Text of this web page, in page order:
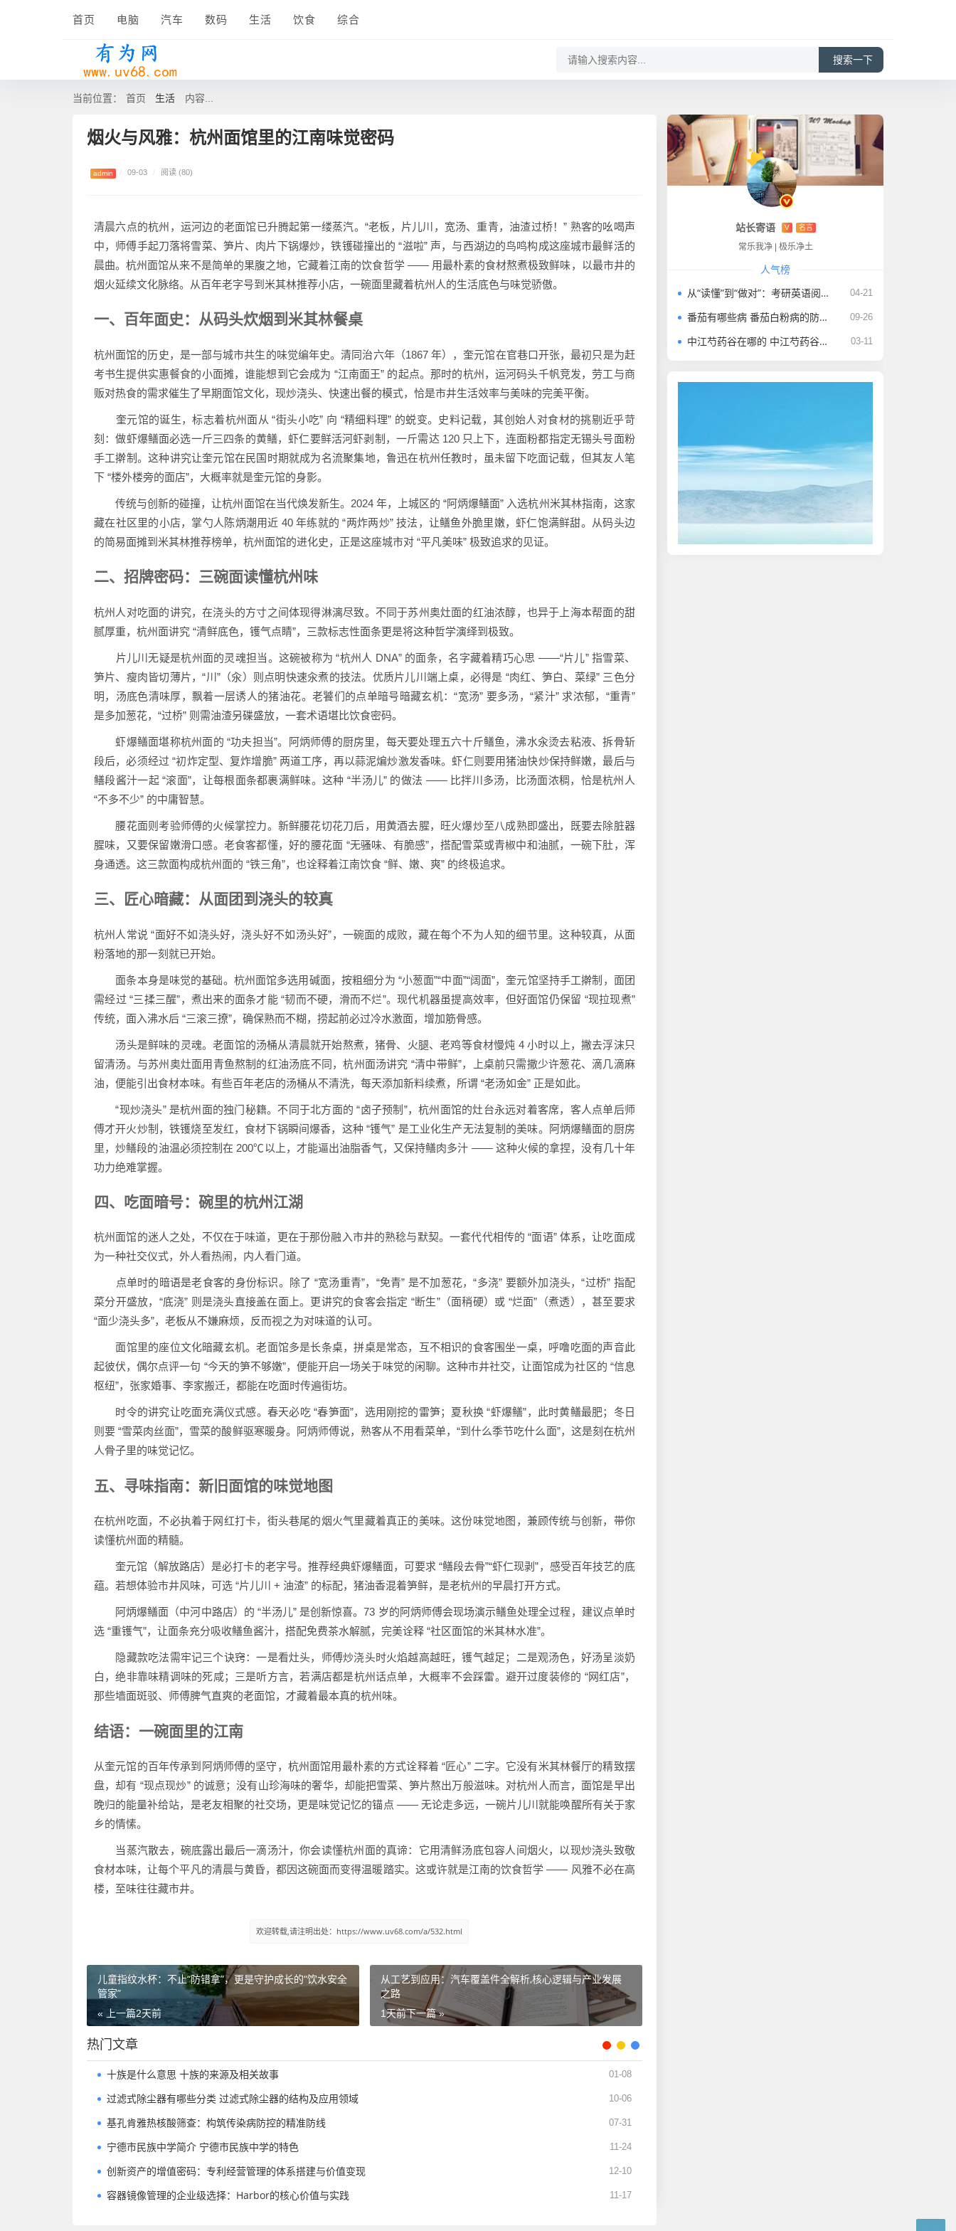
首页 电脑 汽车 数码 生活 饮食 综合
搜索一下
当前位置： 首页 生活 内容...
烟火与风雅：杭州面馆里的江南味觉密码
admin / 09-03 / 阅读 (80)
清晨六点的杭州，运河边的老面馆已升腾起第一缕蒸汽。“老板，片儿川，宽汤、重青，油渣过桥！” 熟客的吆喝声
中，师傅手起刀落将雪菜、笋片、肉片下锅爆炒，铁镬碰撞出的 “滋啦” 声，与西湖边的鸟鸣构成这座城市最鲜活的
晨曲。杭州面馆从来不是简单的果腹之地，它藏着江南的饮食哲学 —— 用最朴素的食材熬煮极致鲜味，以最市井的
烟火延续文化脉络。从百年老字号到米其林推荐小店，一碗面里藏着杭州人的生活底色与味觉骄傲。
一、百年面史：从码头炊烟到米其林餐桌
杭州面馆的历史，是一部与城市共生的味觉编年史。清同治六年（1867 年），奎元馆在官巷口开张，最初只是为赶
考书生提供实惠餐食的小面摊，谁能想到它会成为 “江南面王” 的起点。那时的杭州，运河码头千帆竞发，劳工与商
贩对热食的需求催生了早期面馆文化，现炒浇头、快速出餐的模式，恰是市井生活效率与美味的完美平衡。
奎元馆的诞生，标志着杭州面从 “街头小吃” 向 “精细料理” 的蜕变。史料记载，其创始人对食材的挑剔近乎苛
刻：做虾爆鳝面必选一斤三四条的黄鳝，虾仁要鲜活河虾剥制，一斤需达 120 只上下，连面粉都指定无锡头号面粉
手工擀制。这种讲究让奎元馆在民国时期就成为名流聚集地，鲁迅在杭州任教时，虽未留下吃面记载，但其友人笔
下 “楼外楼旁的面店”，大概率就是奎元馆的身影。
传统与创新的碰撞，让杭州面馆在当代焕发新生。2024 年，上城区的 “阿炳爆鳝面” 入选杭州米其林指南，这家
藏在社区里的小店，掌勺人陈炳潮用近 40 年练就的 “两炸两炒” 技法，让鳝鱼外脆里嫩，虾仁饱满鲜甜。从码头边
的简易面摊到米其林推荐榜单，杭州面馆的进化史，正是这座城市对 “平凡美味” 极致追求的见证。
二、招牌密码：三碗面读懂杭州味
杭州人对吃面的讲究，在浇头的方寸之间体现得淋漓尽致。不同于苏州奥灶面的红油浓醇，也异于上海本帮面的甜
腻厚重，杭州面讲究 “清鲜底色，镬气点睛”，三款标志性面条更是将这种哲学演绎到极致。
片儿川无疑是杭州面的灵魂担当。这碗被称为 “杭州人 DNA” 的面条，名字藏着精巧心思 ——“片儿” 指雪菜、
笋片、瘦肉皆切薄片，“川”（汆）则点明快速汆煮的技法。优质片儿川端上桌，必得是 “肉红、笋白、菜绿” 三色分
明，汤底色清味厚，飘着一层诱人的猪油花。老饕们的点单暗号暗藏玄机：“宽汤” 要多汤，“紧汁” 求浓郁，“重青”
是多加葱花，“过桥” 则需油渣另碟盛放，一套术语堪比饮食密码。
虾爆鳝面堪称杭州面的 “功夫担当”。阿炳师傅的厨房里，每天要处理五六十斤鳝鱼，沸水汆烫去粘液、拆骨斩
段后，必须经过 “初炸定型、复炸增脆” 两道工序，再以蒜泥煸炒激发香味。虾仁则要用猪油快炒保持鲜嫩，最后与
鳝段酱汁一起 “滚面”，让每根面条都裹满鲜味。这种 “半汤儿” 的做法 —— 比拌川多汤，比汤面浓稠，恰是杭州人
“不多不少” 的中庸智慧。
腰花面则考验师傅的火候掌控力。新鲜腰花切花刀后，用黄酒去腥，旺火爆炒至八成熟即盛出，既要去除脏器
腥味，又要保留嫩滑口感。老食客都懂，好的腰花面 “无骚味、有脆感”，搭配雪菜或青椒中和油腻，一碗下肚，浑
身通透。这三款面构成杭州面的 “铁三角”，也诠释着江南饮食 “鲜、嫩、爽” 的终极追求。
三、匠心暗藏：从面团到浇头的较真
杭州人常说 “面好不如浇头好，浇头好不如汤头好”，一碗面的成败，藏在每个不为人知的细节里。这种较真，从面
粉落地的那一刻就已开始。
面条本身是味觉的基础。杭州面馆多选用碱面，按粗细分为 “小葱面”“中面”“阔面”，奎元馆坚持手工擀制，面团
需经过 “三揉三醒”，煮出来的面条才能 “韧而不硬，滑而不烂”。现代机器虽提高效率，但好面馆仍保留 “现拉现煮”
传统，面入沸水后 “三滚三撩”，确保熟而不糊，捞起前必过冷水激面，增加筋骨感。
汤头是鲜味的灵魂。老面馆的汤桶从清晨就开始熬煮，猪骨、火腿、老鸡等食材慢炖 4 小时以上，撇去浮沫只
留清汤。与苏州奥灶面用青鱼熬制的红油汤底不同，杭州面汤讲究 “清中带鲜”，上桌前只需撒少许葱花、滴几滴麻
油，便能引出食材本味。有些百年老店的汤桶从不清洗，每天添加新料续煮，所谓 “老汤如金” 正是如此。
“现炒浇头” 是杭州面的独门秘籍。不同于北方面的 “卤子预制”，杭州面馆的灶台永远对着客席，客人点单后师
傅才开火炒制，铁镬烧至发红，食材下锅瞬间爆香，这种 “镬气” 是工业化生产无法复制的美味。阿炳爆鳝面的厨房
里，炒鳝段的油温必须控制在 200℃以上，才能逼出油脂香气，又保持鳝肉多汁 —— 这种火候的拿捏，没有几十年
功力绝难掌握。
四、吃面暗号：碗里的杭州江湖
杭州面馆的迷人之处，不仅在于味道，更在于那份融入市井的熟稔与默契。一套代代相传的 “面语” 体系，让吃面成
为一种社交仪式，外人看热闹，内人看门道。
点单时的暗语是老食客的身份标识。除了 “宽汤重青”，“免青” 是不加葱花，“多浇” 要额外加浇头，“过桥” 指配
菜分开盛放，“底浇” 则是浇头直接盖在面上。更讲究的食客会指定 “断生”（面稍硬）或 “烂面”（煮透），甚至要求
“面少浇头多”，老板从不嫌麻烦，反而视之为对味道的认可。
面馆里的座位文化暗藏玄机。老面馆多是长条桌，拼桌是常态，互不相识的食客围坐一桌，呼噜吃面的声音此
起彼伏，偶尔点评一句 “今天的笋不够嫩”，便能开启一场关于味觉的闲聊。这种市井社交，让面馆成为社区的 “信息
枢纽”，张家婚事、李家搬迁，都能在吃面时传遍街坊。
时令的讲究让吃面充满仪式感。春天必吃 “春笋面”，选用刚挖的雷笋；夏秋换 “虾爆鳝”，此时黄鳝最肥；冬日
则要 “雪菜肉丝面”，雪菜的酸鲜驱寒暖身。阿炳师傅说，熟客从不用看菜单，“到什么季节吃什么面”，这是刻在杭州
人骨子里的味觉记忆。
五、寻味指南：新旧面馆的味觉地图
在杭州吃面，不必执着于网红打卡，街头巷尾的烟火气里藏着真正的美味。这份味觉地图，兼顾传统与创新，带你
读懂杭州面的精髓。
奎元馆（解放路店）是必打卡的老字号。推荐经典虾爆鳝面，可要求 “鳝段去骨”“虾仁现剥”，感受百年技艺的底
蕴。若想体验市井风味，可选 “片儿川 + 油渣” 的标配，猪油香混着笋鲜，是老杭州的早晨打开方式。
阿炳爆鳝面（中河中路店）的 “半汤儿” 是创新惊喜。73 岁的阿炳师傅会现场演示鳝鱼处理全过程，建议点单时
选 “重镬气”，让面条充分吸收鳝鱼酱汁，搭配免费茶水解腻，完美诠释 “社区面馆的米其林水准”。
隐藏款吃法需牢记三个诀窍：一是看灶头，师傅炒浇头时火焰越高越旺，镬气越足；二是观汤色，好汤呈淡奶
白，绝非靠味精调味的死咸；三是听方言，若满店都是杭州话点单，大概率不会踩雷。避开过度装修的 “网红店”，
那些墙面斑驳、师傅脾气直爽的老面馆，才藏着最本真的杭州味。
结语：一碗面里的江南
从奎元馆的百年传承到阿炳师傅的坚守，杭州面馆用最朴素的方式诠释着 “匠心” 二字。它没有米其林餐厅的精致摆
盘，却有 “现点现炒” 的诚意；没有山珍海味的奢华，却能把雪菜、笋片熬出万般滋味。对杭州人而言，面馆是早出
晚归的能量补给站，是老友相聚的社交场，更是味觉记忆的锚点 —— 无论走多远，一碗片儿川就能唤醒所有关于家
乡的情愫。
当蒸汽散去，碗底露出最后一滴汤汁，你会读懂杭州面的真谛：它用清鲜汤底包容人间烟火，以现炒浇头致敬
食材本味，让每个平凡的清晨与黄昏，都因这碗面而变得温暖踏实。这或许就是江南的饮食哲学 —— 风雅不必在高
楼，至味往往藏市井。
欢迎转载,请注明出处：https://www.uv68.com/a/532.html
儿童指纹水杯：不止“防错拿”，更是守护成长的“饮水安全
管家”
« 上一篇2天前
从工艺到应用：汽车覆盖件全解析,核心逻辑与产业发展
之路
下一篇 »
1天前
热门文章
十族是什么意思 十族的来源及相关故事 01-08
过滤式除尘器有哪些分类 过滤式除尘器的结构及应用领域 10-06
基孔肯雅热核酸筛查：构筑传染病防控的精准防线​ 07-31
宁德市民族中学简介 宁德市民族中学的特色 11-24
创新资产的增值密码：专利经营管理的体系搭建与价值变现 12-10
容器镜像管理的企业级选择：Harbor的核心价值与实践 11-17
站长寄语 V 名言
常乐我净 极乐净土
人气榜
从“读懂”到“做对”：考研英语阅读理解精读技巧与高分策略 04-21
番茄有哪些病 番茄白粉病的防治方法及特点 09-26
中江芍药谷在哪的 中江芍药谷简介 芍药花介绍 03-11